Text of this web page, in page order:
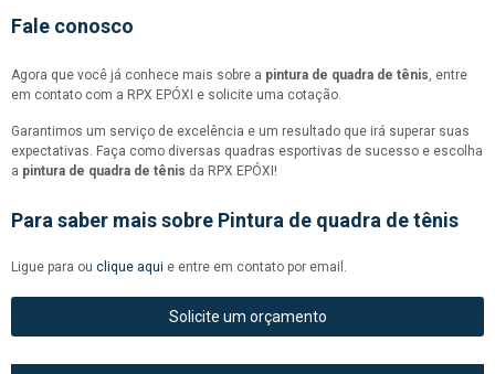
Fale conosco
Agora que você já conhece mais sobre a pintura de quadra de tênis, entre
em contato com a RPX EPÓXI e solicite uma cotação.
Garantimos um serviço de excelência e um resultado que irá superar suas
expectativas. Faça como diversas quadras esportivas de sucesso e escolha
a pintura de quadra de tênis da RPX EPÓXI!
Para saber mais sobre Pintura de quadra de tênis
Ligue para ou clique aqui e entre em contato por email.
Solicite um orçamento